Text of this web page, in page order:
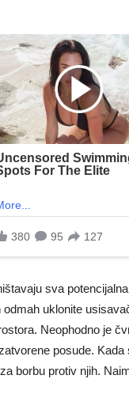
sva
uklonite
Neophodno je
posude.
borbu protiv njih.